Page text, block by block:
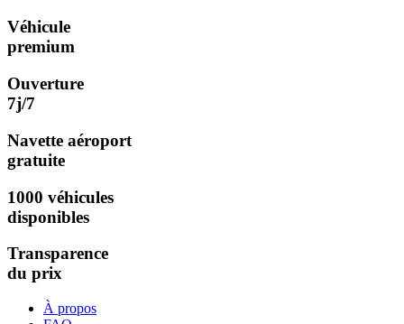
Véhicule
premium
Ouverture
7j/7
Navette aéroport
gratuite
1000 véhicules
disponibles
Transparence
du prix
À propos